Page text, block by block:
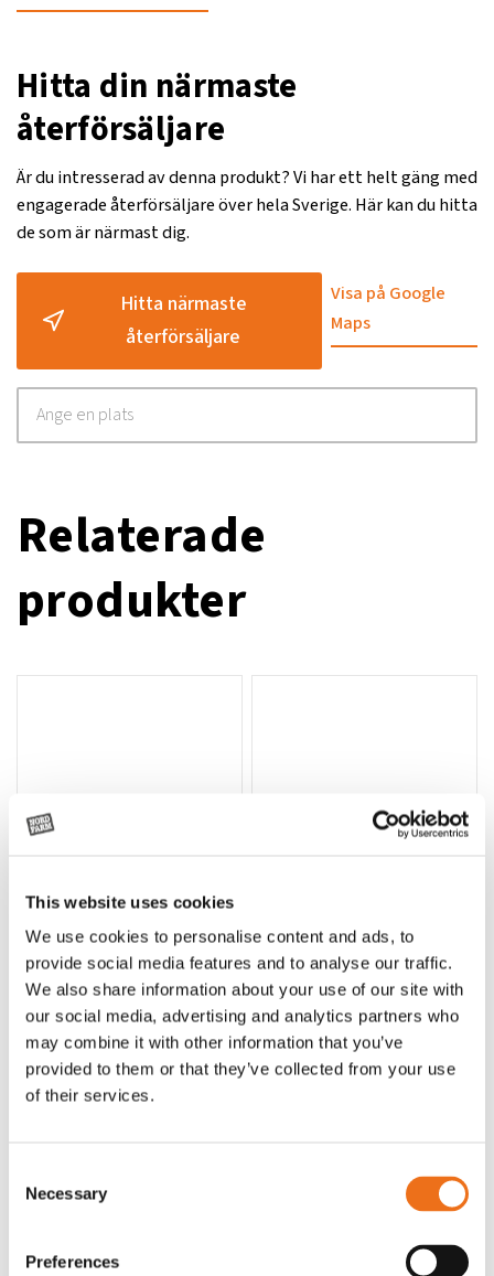
This website uses cookies
We use cookies to personalise content and ads, to
provide social media features and to analyse our traffic.
We also share information about your use of our site with
our social media, advertising and analytics partners who
may combine it with other information that you’ve
provided to them or that they’ve collected from your use
of their services.
Selection
Necessary
Preferences
Hitta din närmaste
återförsäljare
Är du intresserad av denna produkt? Vi har ett helt gäng med
engagerade återförsäljare över hela Sverige. Här kan du hitta
de som är närmast dig.
Hitta närmaste
återförsäljare
Visa på Google
Maps
Relaterade
produkter
Lägg till i varukorg
Rotor, komplett med slagor
OR80013456G
(ex. moms)
Grön truckknapp
A00220
kr (ex. moms)